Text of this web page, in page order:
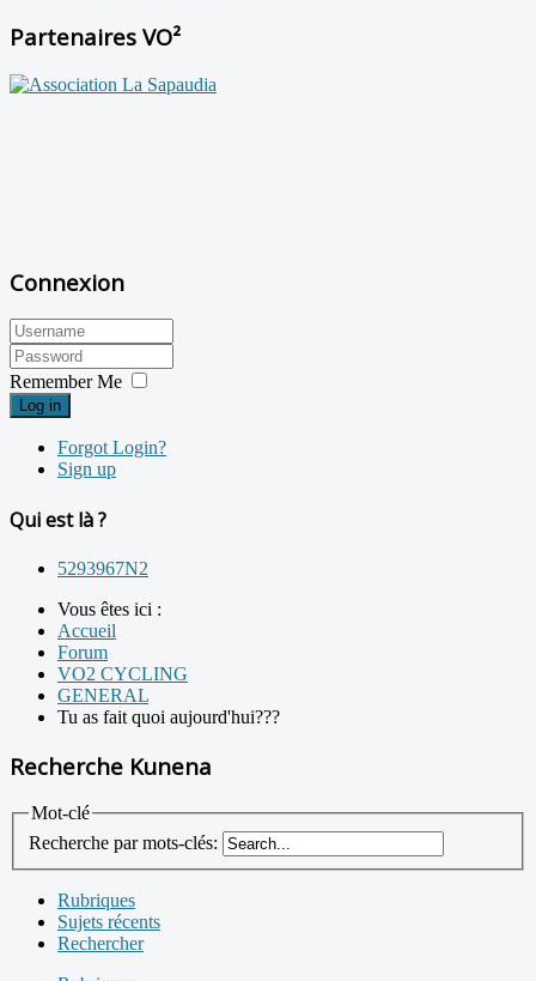
Partenaires VO²
Connexion
Remember Me
Log in
Forgot Login?
Sign up
Qui est là ?
5293967N2
Vous êtes ici :
Accueil
Forum
VO2 CYCLING
GENERAL
Tu as fait quoi aujourd'hui???
Recherche Kunena
Mot-clé
Recherche par mots-clés:
Rubriques
Sujets récents
Rechercher